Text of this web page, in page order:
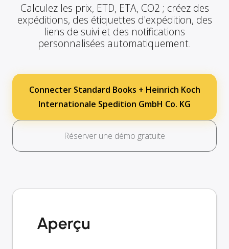
Calculez les prix, ETD, ETA, CO2 ; créez des
expéditions, des étiquettes d'expédition, des
liens de suivi et des notifications
personnalisées automatiquement.
Connecter Standard Books + Heinrich Koch
Internationale Spedition GmbH Co. KG
Réserver une démo gratuite
Aperçu